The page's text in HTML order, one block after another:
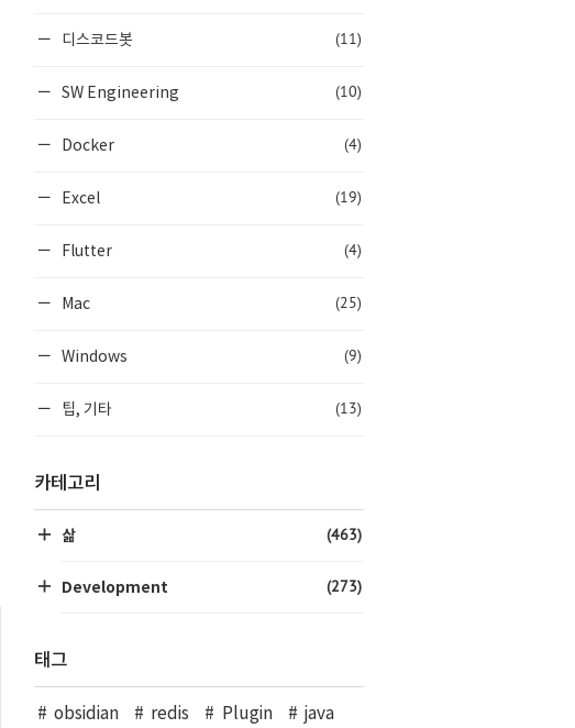
디스코드봇 (11)
SW Engineering (10)
Docker (4)
Excel (19)
Flutter (4)
Mac (25)
Windows (9)
팁, 기타 (13)
카테고리
삶 (463)
Development (273)
태그
obsidian redis Plugin java